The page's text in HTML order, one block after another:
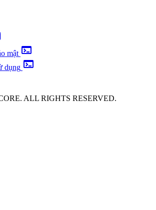
mật terminal
dụng terminal
ALL RIGHTS RESERVED.